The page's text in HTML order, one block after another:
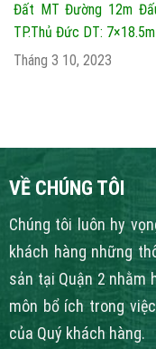
Đất MT Đường 12m
TP.Thủ Đức DT:
Tháng 3 10, 2023
VỀ CHÚNG TÔI
Chúng tôi luôn hy
khách hàng những
sản tại Quận 2 nhằm
môn bổ ích trong
của Quý khách hàng.